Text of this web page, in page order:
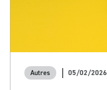
Autres 05/02/2026